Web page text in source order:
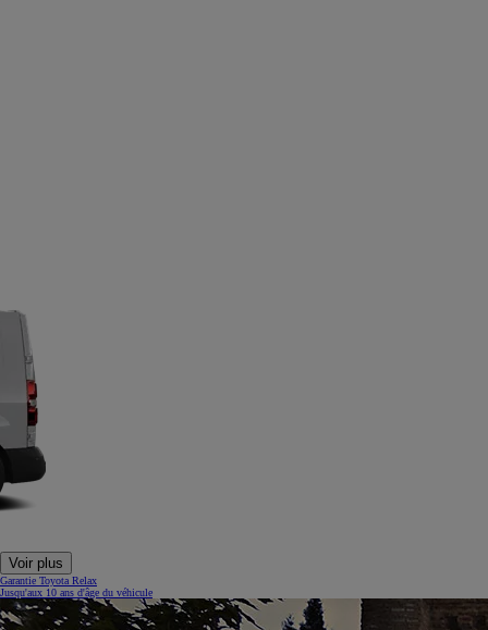
Voir plus
Garantie Toyota Relax
Jusqu'aux 10 ans d'âge du véhicule